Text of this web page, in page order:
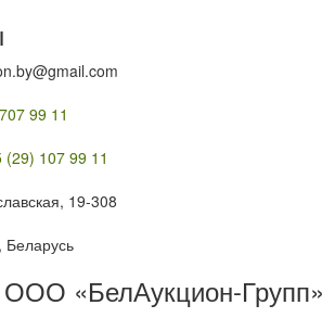
99 11
(29) 107 99 11
19-308
«БелАукцион-Групп»